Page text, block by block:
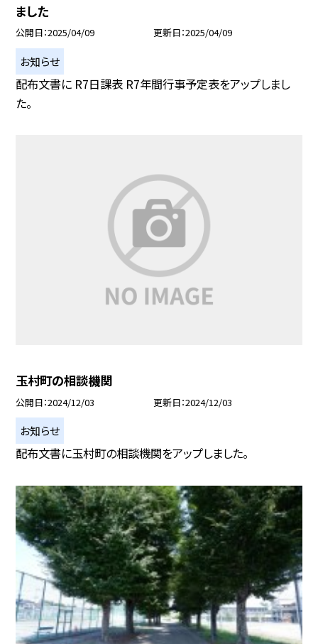
ました
公開日 2025/04/09 更新日 2025/04/09
お知らせ
配布文書に R7日課表 R7年間行事予定表をアップしまし
た。
玉村町の相談機関
公開日 2024/12/03 更新日 2024/12/03
お知らせ
配布文書に玉村町の相談機関をアップしました。